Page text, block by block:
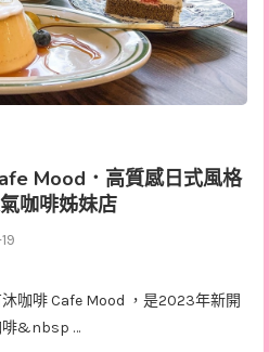
Mood．高質感日式風格
咖啡姊妹店
咖啡 Cafe Mood ，是2023年新開
啡&nbsp …